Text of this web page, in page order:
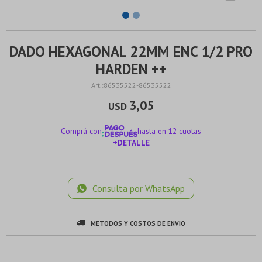
DADO HEXAGONAL 22MM ENC 1/2 PRO
HARDEN ++
86535522-86535522
USD 3,05
Comprá con
hasta en 12 cuotas
+DETALLE
Consulta por WhatsApp
MÉTODOS Y COSTOS DE ENVÍO